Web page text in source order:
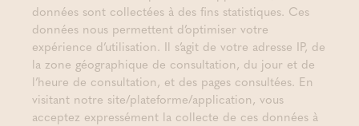
données sont collectées à des fins statistiques. Ces
données nous permettent d’optimiser votre
expérience d’utilisation. Il s’agit de votre adresse IP, de
la zone géographique de consultation, du jour et de
l’heure de consultation, et des pages consultées. En
visitant notre site/plateforme/application, vous
acceptez expressément la collecte de ces données à